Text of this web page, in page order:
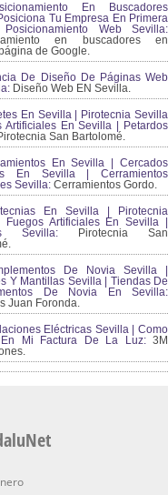
En Buscadores
Tu Empresa En Primera
Posicionamiento Web Sevilla:
en buscadores en
de Google.
De Diseño De Páginas Web
Diseño Web EN Sevilla.
En Sevilla | Pirotecnia Sevilla
Artificiales En Sevilla | Petardos
San Bartolomé.
En Sevilla | Cercados
En Sevilla | Cerramientos
Sevilla: Cerramientos Gordo.
En Sevilla | Pirotecnia
Artificiales En Sevilla |
Sevilla: Pirotecnia San
De Novia Sevilla |
Y Mantillas Sevilla | Tiendas De
De Novia En Sevilla:
Juan Foronda.
Eléctricas Sevilla | Como
En Mi Factura De La Luz:3M